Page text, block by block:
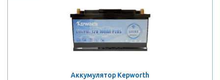
Аккумулятор Kepworth